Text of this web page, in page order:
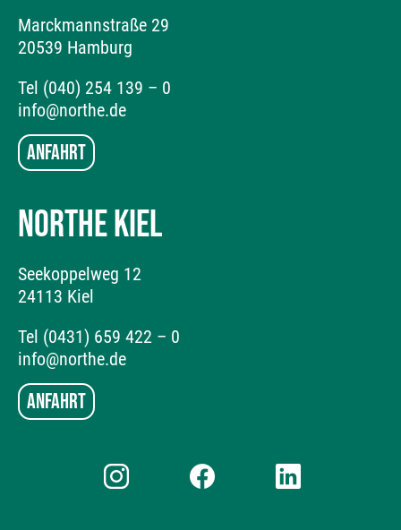
Marckmannstraße 29
20539 Hamburg
Tel (040) 254 139 – 0
info@northe.de
Anfahrt
NORTHE KIEL
Seekoppelweg 12
24113 Kiel
Tel (0431) 659 422 – 0
info@northe.de
Anfahrt